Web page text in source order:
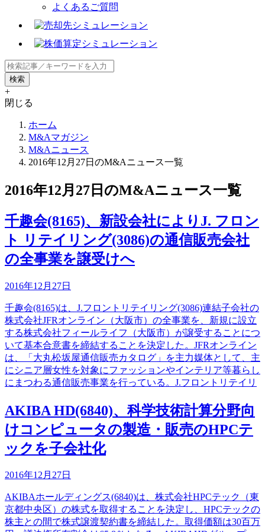
よくあるご質問
+
閉じる
ホーム
M&Aマガジン
M&Aニュース
2016年12月27日のM&Aニュース一覧
2016年12月27日のM&Aニュース一覧
千趣会(8165)、新設会社によりJ. フロン
ト リテイリング(3086)の通信販売会社
の全事業を譲受けへ
2016年12月27日
千趣会(8165)は、J.フロントリテイリング(3086)連結子会社の
株式会社JFRオンライン（大阪市）の全事業を、新規に設立
する株式会社フィールライフ（大阪市）が譲受することにつ
いて基本合意書を締結することを決定した。JFRオンライン
は、「大丸松坂屋通信販売カタログ」を主力媒体として、主
にシニア層女性を対象にファッションやインテリア等暮らし
にまつわる通信販売事業を行っている。J.フロントリテイリ
AKIBA HD(6840)、科学技術計算分野向
けコンピュータの製造・販売のHPCテ
ックを子会社化
2016年12月27日
AKIBAホールディングス(6840)は、株式会社HPCテック（東
京都中央区）の株式を取得することを決定し、HPCテックの
株主との間で株式譲渡契約書を締結した。取得価額は30百万